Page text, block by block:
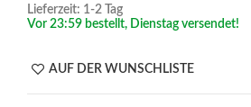
Lieferzeit: 1-2 Tag
Vor 23:59 bestellt, Dienstag versendet!
AUF DER WUNSCHLISTE